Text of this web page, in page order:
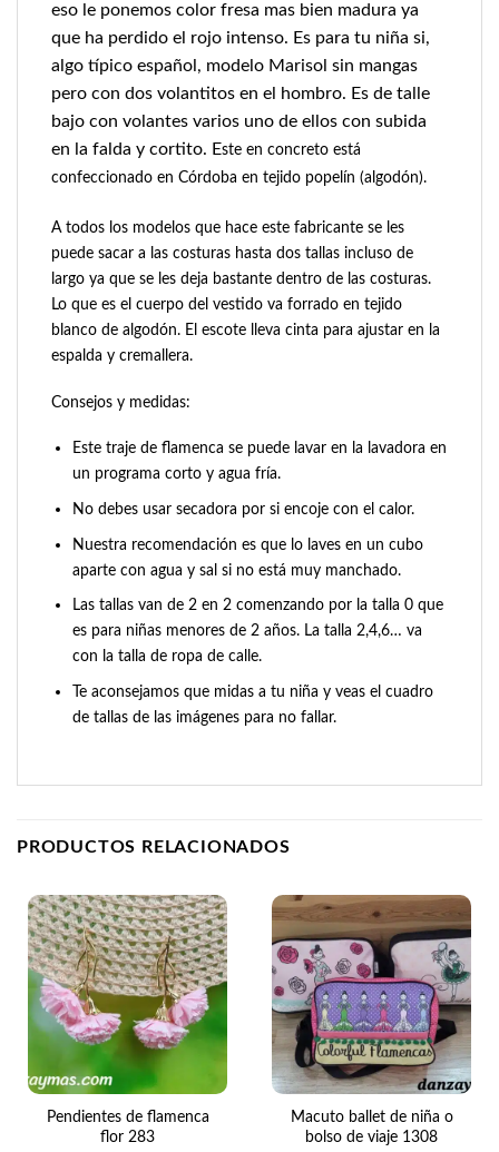
eso le ponemos color fresa mas bien madura ya
que ha perdido el rojo intenso. Es para tu niña si,
algo típico español, modelo Marisol sin mangas
pero con dos volantitos en el hombro. Es de talle
bajo con volantes varios uno de ellos con subida
en la falda y cortito. Este en concreto está
confeccionado en Córdoba en tejido popelín (algodón).
A todos los modelos que hace este fabricante se les
puede sacar a las costuras hasta dos tallas incluso de
largo ya que se les deja bastante dentro de las costuras.
Lo que es el cuerpo del vestido va forrado en tejido
blanco de algodón. El escote lleva cinta para ajustar en la
espalda y cremallera.
Consejos y medidas:
Este traje de flamenca se puede lavar en la lavadora en
un programa corto y agua fría.
No debes usar secadora por si encoje con el calor.
Nuestra recomendación es que lo laves en un cubo
aparte con agua y sal si no está muy manchado.
Las tallas van de 2 en 2 comenzando por la talla 0 que
es para niñas menores de 2 años. La talla 2,4,6… va
con la talla de ropa de calle.
Te aconsejamos que midas a tu niña y veas el cuadro
de tallas de las imágenes para no fallar.
PRODUCTOS RELACIONADOS
Pendientes de flamenca
flor 283
Macuto ballet de niña o
bolso de viaje 1308